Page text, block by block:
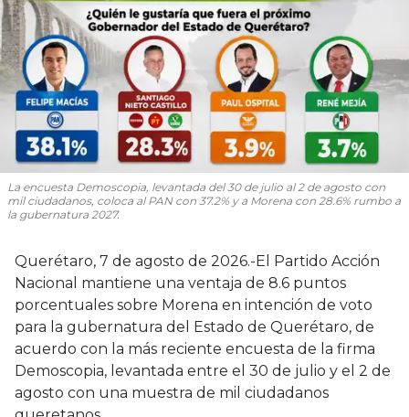
La encuesta Demoscopia, levantada del 30 de julio al 2 de agosto con
mil ciudadanos, coloca al PAN con 37.2% y a Morena con 28.6% rumbo a
la gubernatura 2027.
Querétaro, 7 de agosto de 2026.-El Partido Acción
Nacional mantiene una ventaja de 8.6 puntos
porcentuales sobre Morena en intención de voto
para la gubernatura del Estado de Querétaro, de
acuerdo con la más reciente encuesta de la firma
Demoscopia, levantada entre el 30 de julio y el 2 de
agosto con una muestra de mil ciudadanos